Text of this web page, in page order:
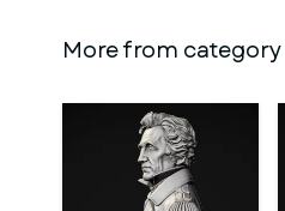
More from category